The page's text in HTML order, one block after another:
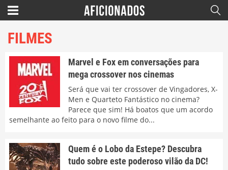
FILMES
Marvel e Fox em conversações para
mega crossover nos cinemas
Será que vai ter crossover de Vingadores, X-
Men e Quarteto Fantástico no cinema?
Parece que sim! Há boatos que um acordo
semelhante ao feito para o novo filme do...
Quem é o Lobo da Estepe? Descubra
tudo sobre este poderoso vilão da DC!